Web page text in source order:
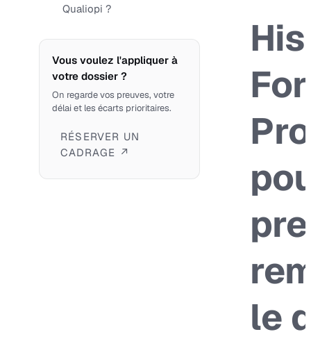
Qualiopi ?
Vous voulez l'appliquer à
votre dossier ?
On regarde vos preuves, votre
délai et les écarts prioritaires.
RÉSERVER UN
CADRAGE ↗
le